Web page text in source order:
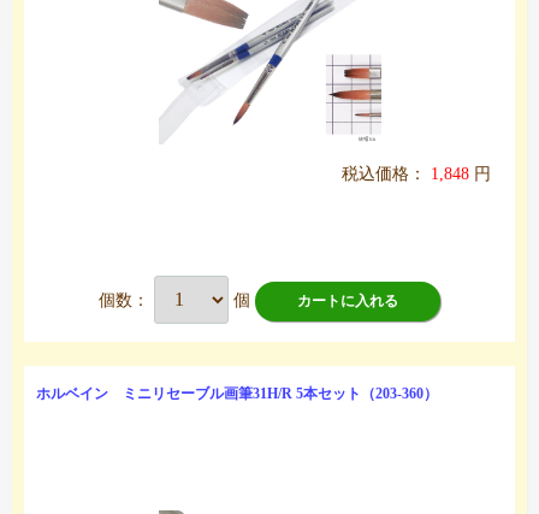
税込価格： 1,848 円
個数： 個 カートに入れる
ホルベイン ミニリセーブル画筆31H/R 5本セット（203-360）